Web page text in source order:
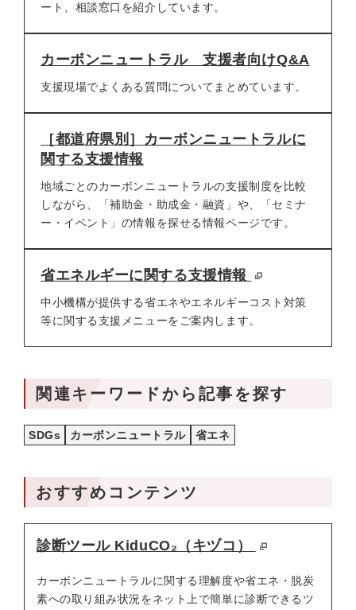
ート、相談窓口を紹介しています。
カーボンニュートラル 支援者向けQ&A
支援現場でよくある質問についてまとめています。
［都道府県別］カーボンニュートラルに
関する支援情報
地域ごとのカーボンニュートラルの支援制度を比較
しながら、「補助金・助成金・融資」や、「セミナ
ー・イベント」の情報を探せる情報ページです。
省エネルギーに関する支援情報
中小機構が提供する省エネやエネルギーコスト対策
等に関する支援メニューをご案内します。
関連キーワードから記事を探す
SDGs カーボンニュートラル 省エネ
おすすめコンテンツ
診断ツール KiduCO₂（キヅコ）
カーボンニュートラルに関する理解度や省エネ・脱炭
素への取り組み状況をネット上で簡単に診断できるツ